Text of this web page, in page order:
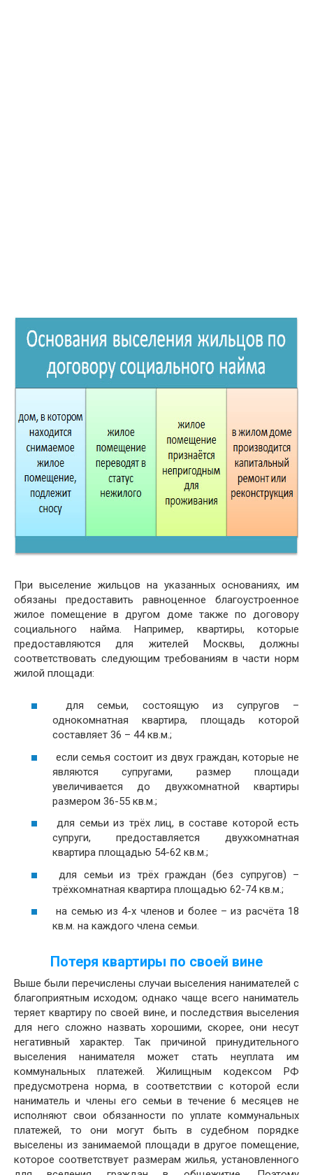
При выселение жильцов на указанных основаниях, им
обязаны предоставить равноценное благоустроенное
жилое помещение в другом доме также по договору
социального найма. Например, квартиры, которые
предоставляются для жителей Москвы, должны
соответствовать следующим требованиям в части норм
жилой площади:
для семьи, состоящую из супругов –
однокомнатная квартира, площадь которой
составляет 36 – 44 кв.м.;
если семья состоит из двух граждан, которые не
являются супругами, размер площади
увеличивается до двухкомнатной квартиры
размером 36-55 кв.м.;
для семьи из трёх лиц, в составе которой есть
супруги, предоставляется двухкомнатная
квартира площадью 54-62 кв.м.;
для семьи из трёх граждан (без супругов) –
трёхкомнатная квартира площадью 62-74 кв.м.;
на семью из 4-х членов и более – из расчёта 18
кв.м. на каждого члена семьи.
Потеря квартиры по своей вине
Выше были перечислены случаи выселения нанимателей с
благоприятным исходом; однако чаще всего наниматель
теряет квартиру по своей вине, и последствия выселения
для него сложно назвать хорошими, скорее, они несут
негативный характер. Так причиной принудительного
выселения нанимателя может стать неуплата им
коммунальных платежей. Жилищным кодексом РФ
предусмотрена норма, в соответствии с которой если
наниматель и члены его семьи в течение 6 месяцев не
исполняют свои обязанности по уплате коммунальных
платежей, то они могут быть в судебном порядке
выселены из занимаемой площади в другое помещение,
которое соответствует размерам жилья, установленного